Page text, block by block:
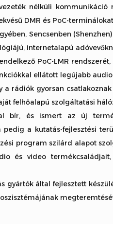
nélküli
DMR és PoC-
Sencsenben
internetalapú
PoC-LMR
ellátott legújabb
a rádiók gyorsan
felhőalapú szolgáltatási
bír, és ismert az új
a kutatás-fejlesztési
program szilárd alapot
és video
gyártók által fejlesztett